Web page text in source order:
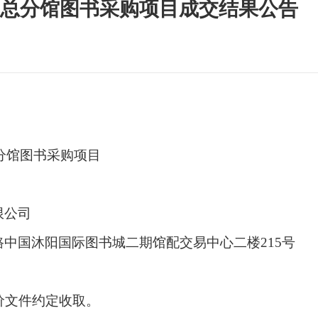
分馆图书采购项目成交结果公告
馆图书采购项目
司
国沐阳国际图书城二期馆配交易中心二楼215号
文件约定收取。